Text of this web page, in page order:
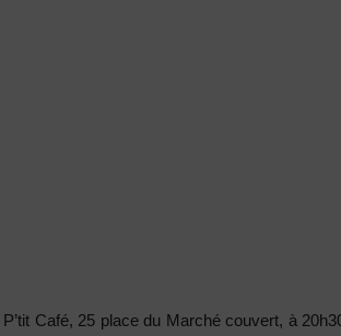
Café, 25 place du Marché couvert, à